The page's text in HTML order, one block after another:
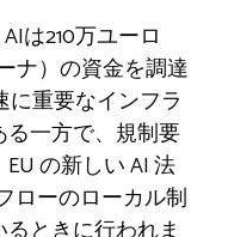
は210万ユーロ
ナ）の資金を調達
に重要なインフラ
一方で、規制要
の新しい AI 法
ローのローカル制